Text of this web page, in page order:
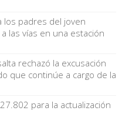
los padres del joven
las vías en una estación
rechazó la excusación
que continúe a cargo de la
para la actualización